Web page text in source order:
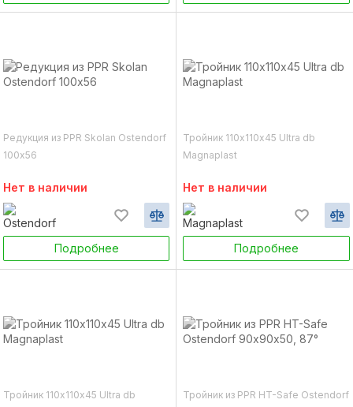
Редукция из PPR Skolan Ostendorf
100х56
Нет в наличии
Подробнее
Тройник 110х110х45 Ultra db
Magnaplast
Нет в наличии
Подробнее
Тройник 110х110х45 Ultra db
Тройник из PPR HT-Safe Ostendorf